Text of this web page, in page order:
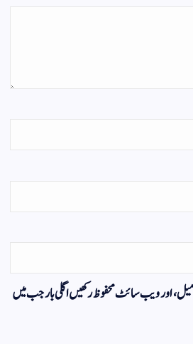
اور ویب سائٹ محفوظ رکھیں اگلی بار جب میں